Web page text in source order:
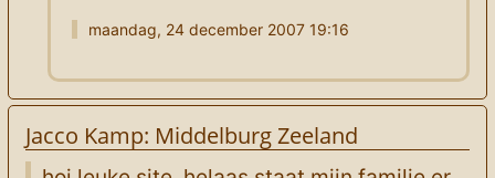
maandag, 24 december 2007 19:16
Jacco Kamp: Middelburg Zeeland